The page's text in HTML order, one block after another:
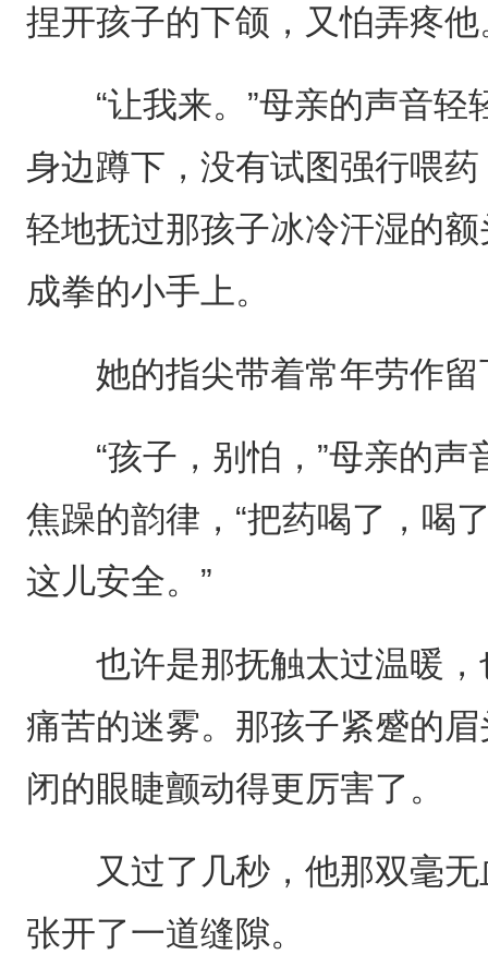
捏开孩子的下颌，又怕弄疼他
“让我来。”母亲的声音轻
身边蹲下，没有试图强行喂
轻地抚过那孩子冰冷汗湿的
成拳的小手上。
她的指尖带着常年劳作留
“孩子，别怕，”母亲的声
焦躁的韵律，“把药喝了，
这儿安全。”
也许是那抚触太过温暖，
痛苦的迷雾。那孩子紧蹙的
闭的眼睫颤动得更厉害了。
又过了几秒，他那双毫无
张开了一道缝隙。